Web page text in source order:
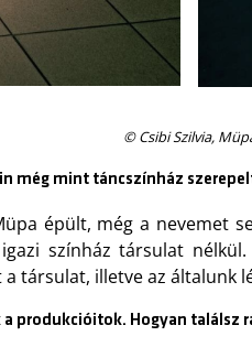
© Csibi Szilvia,
még mint táncszínház
épült, még a
színház társulat
társulat, illetve az általunk
produkcióitok. Hogyan